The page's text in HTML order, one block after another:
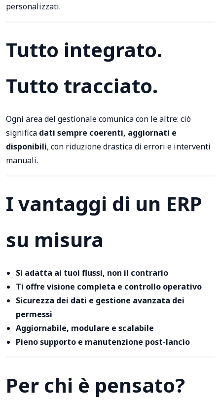
personalizzati.
Tutto integrato.
Tutto tracciato.
Ogni area del gestionale comunica con le altre: ciò
significa dati sempre coerenti, aggiornati e
disponibili, con riduzione drastica di errori e interventi
manuali.
I vantaggi di un ERP
su misura
Si adatta ai tuoi flussi, non il contrario
Ti offre visione completa e controllo operativo
Sicurezza dei dati e gestione avanzata dei
permessi
Aggiornabile, modulare e scalabile
Pieno supporto e manutenzione post-lancio
Per chi è pensato?